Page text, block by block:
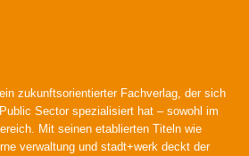
zukunftsorientierter Fachverlag, der sich
Sector spezialisiert hat – sowohl im
Mit seinen etablierten Titeln wie
verwaltung und stadt+werk deckt der